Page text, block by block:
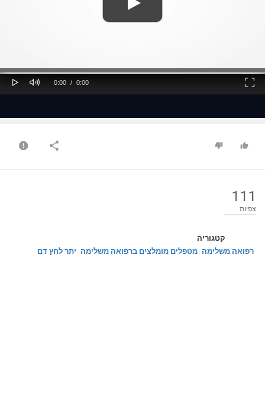
Play Mute
Current
0:00 /
Duration
0:00
Fullscreen
111
צפיות
קטגוריה
רפואה משלימה מטפלים מומלצים ברפואה משלימה יתר לחץ דם